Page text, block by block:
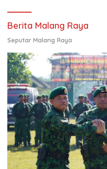
Berita Malang Raya
Seputar Malang Raya